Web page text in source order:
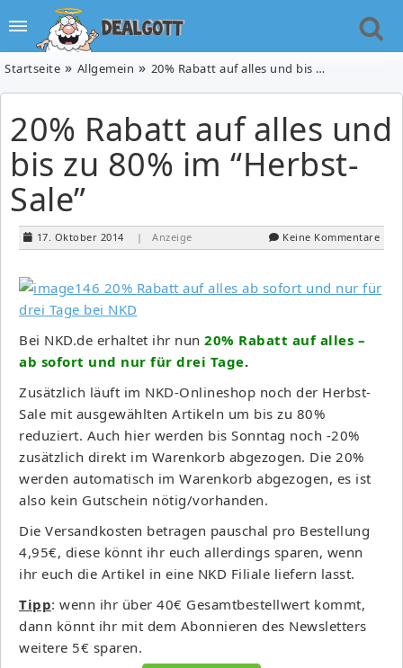
Startseite Allgemein 20% Rabatt auf alles und bis zu 80% im “Herbst-Sale”
20% Rabatt auf alles und
bis zu 80% im “Herbst-
Sale”
17. Oktober 2014 | Anzeige Keine Kommentare
Bei NKD.de erhaltet ihr nun 20% Rabatt auf alles –
ab sofort und nur für drei Tage.
Zusätzlich läuft im NKD-Onlineshop noch der Herbst-
Sale mit ausgewählten Artikeln um bis zu 80%
reduziert. Auch hier werden bis Sonntag noch -20%
zusätzlich direkt im Warenkorb abgezogen. Die 20%
werden automatisch im Warenkorb abgezogen, es ist
also kein Gutschein nötig/vorhanden.
Die Versandkosten betragen pauschal pro Bestellung
4,95€, diese könnt ihr euch allerdings sparen, wenn
ihr euch die Artikel in eine NKD Filiale liefern lasst.
Tipp: wenn ihr über 40€ Gesamtbestellwert kommt,
dann könnt ihr mit dem Abonnieren des Newsletters
weitere 5€ sparen.